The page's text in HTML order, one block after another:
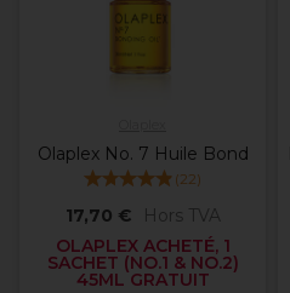
Olaplex No. 7 Huile Bond
(22)
17,70 €
Hors TVA
OLAPLEX ACHETÉ, 1
SACHET (NO.1 & NO.2)
45ML GRATUIT